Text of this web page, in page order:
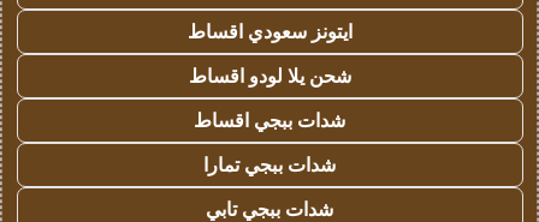
ايتونز سعودي اقساط
شحن يلا لودو اقساط
شدات ببجي اقساط
شدات ببجي تمارا
شدات ببجي تابي